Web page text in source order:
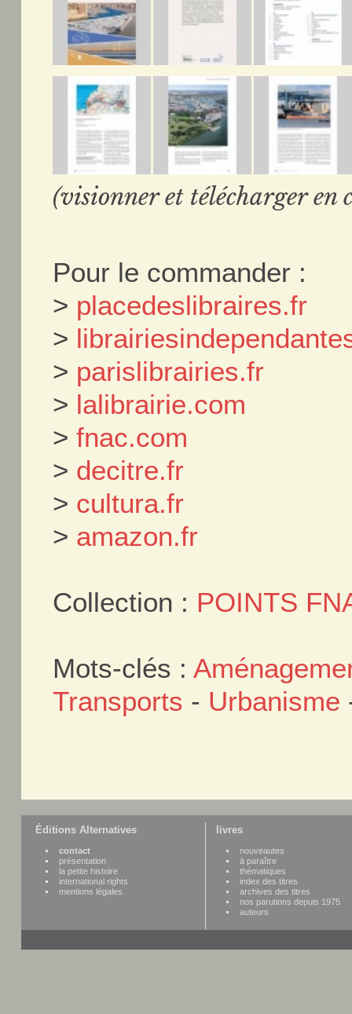
(visionner et télécharger en
Pour le commander :
> placedeslibraires.fr
>
> parislibrairies.fr
> lalibrairie.com
>fnac.com
> decitre.fr
> cultura.fr
> amazon.fr
Collection : POINTS
Mots-clés :
Transports - Urbanisme
Éditions Alternatives
contact
présentation
la petite histoire
international rights
mentions légales
livres
nouveautes
à paraître
thématiques
index des titres
archives des titres
nos parutions depuis 1975
auteurs